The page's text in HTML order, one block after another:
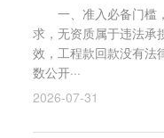
一、准入必备门槛
求，无资质属于违法承
效，工程款回款没有法
数公开···
2026-07-31